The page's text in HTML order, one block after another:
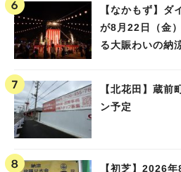
【なかもず】ダ
が8月22日（金
る大賑わいの納
【北花田】蔵前
ン予定
【初芝】2026